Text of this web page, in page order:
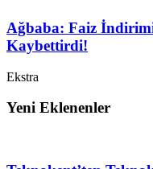
Ağbaba: Faiz
Kaybettirdi!
Ekstra
Yeni Eklenenler